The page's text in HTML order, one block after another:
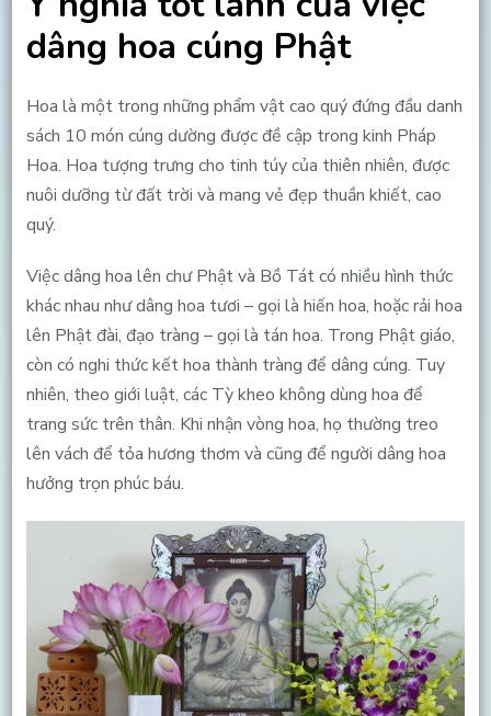
dâng hoa cúng Phật
Hoa là một trong những phẩm vật cao quý đứng đầu danh
sách 10 món cúng dường được đề cập trong kinh Pháp
Hoa. Hoa tượng trưng cho tinh túy của thiên nhiên, được
nuôi dưỡng từ đất trời và mang vẻ đẹp thuần khiết, cao
quý.
Việc dâng hoa lên chư Phật và Bồ Tát có nhiều hình thức
khác nhau như dâng hoa tươi – gọi là hiến hoa, hoặc rải hoa
lên Phật đài, đạo tràng – gọi là tán hoa. Trong Phật giáo,
còn có nghi thức kết hoa thành tràng để dâng cúng. Tuy
nhiên, theo giới luật, các Tỳ kheo không dùng hoa để
trang sức trên thân. Khi nhận vòng hoa, họ thường treo
lên vách để tỏa hương thơm và cũng để người dâng hoa
hưởng trọn phúc báu.